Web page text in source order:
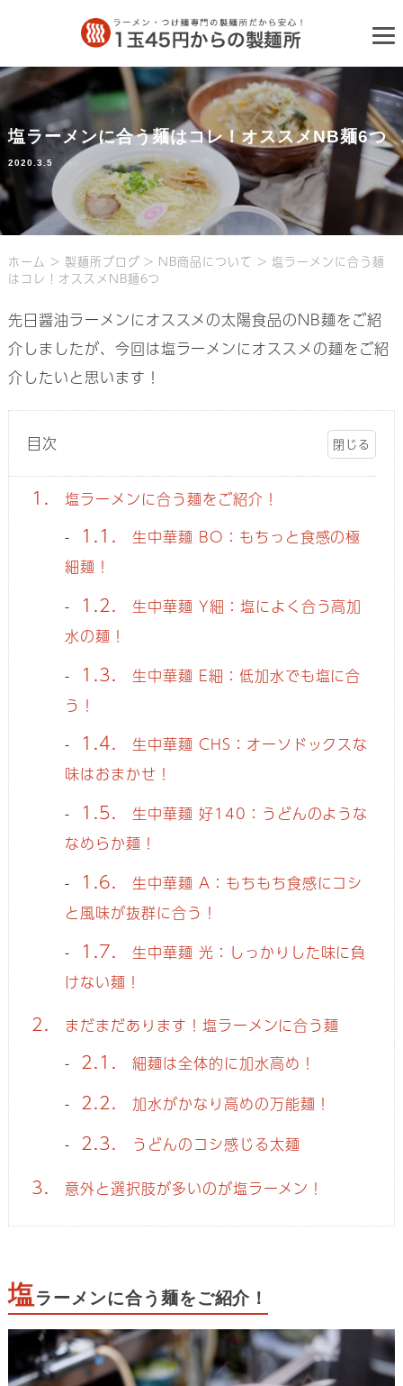
塩ラーメンに合う麺はコレ！オススメNB麺6つ
2020.3.5
ホーム > 製麺所ブログ > NB商品について > 塩ラーメンに合う麺
はコレ！オススメNB麺6つ
先日醤油ラーメンにオススメの太陽食品のNB麺をご紹
介しましたが、今回は塩ラーメンにオススメの麺をご紹
介したいと思います！
目次
1. 塩ラーメンに合う麺をご紹介！
1.1.
生中華麺 BO：もちっと食感の極
細麺！
1.2.
生中華麺 Y細：塩によく合う高加
水の麺！
1.3.
生中華麺 E細：低加水でも塩に合
う！
1.4.
生中華麺 CHS：オーソドックスな
味はおまかせ！
1.5.
生中華麺 好140：うどんのような
なめらか麺！
1.6.
生中華麺 A：もちもち食感にコシ
と風味が抜群に合う！
1.7.
生中華麺 光：しっかりした味に負
けない麺！
2. まだまだあります！塩ラーメンに合う麺
2.1. 細麺は全体的に加水高め！
2.2. 加水がかなり高めの万能麺！
2.3. うどんのコシ感じる太麺
3. 意外と選択肢が多いのが塩ラーメン！
塩ラーメンに合う麺をご紹介！